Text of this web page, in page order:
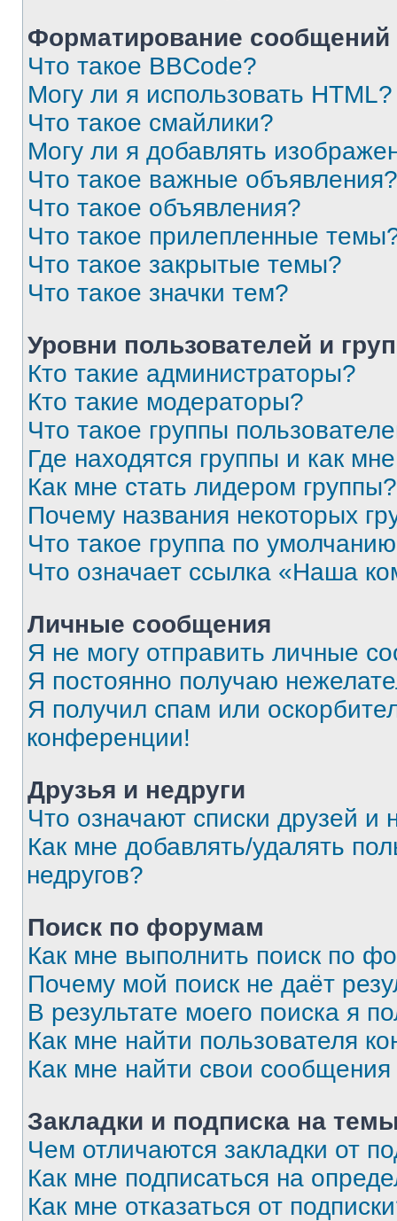
Форматирование
Что такое BBCode?
Могу ли я использовать HTML?
Что такое смайлики?
Могу ли я добавлять
Что такое важные объявления?
Что такое объявления?
Что такое прилепленные
Что такое закрытые темы?
Что такое значки тем?
Уровни пользователей и
Кто такие администраторы?
Кто такие модераторы?
Что такое группы
Где находятся группы и как
Как мне стать лидером группы?
Почему названия некоторых
Что такое группа по
Что означает ссылка «Наша
Личные сообщения
Я не могу отправить личные
Я постоянно получаю
Я получил спам или
конференции!
Друзья и недруги
Что означают списки друзей и
Как мне добавлять/удалять
недругов?
Поиск по форумам
Как мне выполнить поиск по
Почему мой поиск не даёт
В результате моего поиска я
Как мне найти пользователя
Как мне найти свои
Закладки и подписка на
Чем отличаются закладки от
Как мне подписаться на
Как мне отказаться от